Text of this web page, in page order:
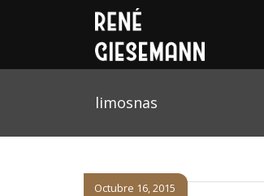
limosnas
Octubre 16, 2015